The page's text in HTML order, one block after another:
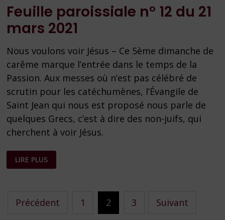
Feuille paroissiale n° 12 du 21
mars 2021
Nous voulons voir Jésus – Ce 5ème dimanche de
carême marque l’entrée dans le temps de la
Passion. Aux messes où n’est pas célébré de
scrutin pour les catéchumènes, l’Évangile de
Saint Jean qui nous est proposé nous parle de
quelques Grecs, c’est à dire des non-juifs, qui
cherchent à voir Jésus.
FEUILLE
PAROISSIALE
N°
MARS
2021
LIRE PLUS
Pagination
Précédent 1 2 3 Suivant